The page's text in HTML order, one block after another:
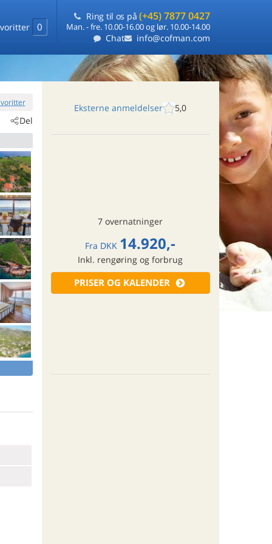
0
Ring til os på (+45) 7877 0427
Man. - fre. 10.00-16.00 og lør. 10.00-14.00
Chat info@cofman.com
Del
Eksterne anmeldelser 5,0
7 overnatninger
Fra DKK 14.920,-
Inkl. rengøring og forbrug
PRISER OG KALENDER